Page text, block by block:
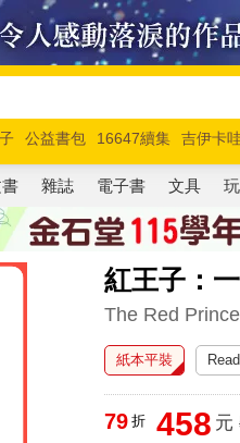
公益書包 16647續集 吉伊卡哇
馬斯克 玩具總動員5 超慢跑
雜誌 電子書 文具
紅王子：
The Red
紙本平裝
79 折 458 元